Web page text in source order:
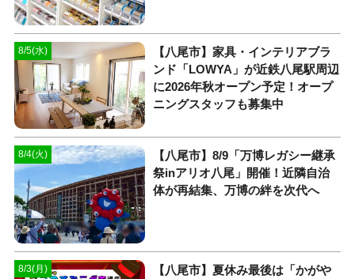
8/5(水)
【八尾市】家具・インテリアブラ
ンド「LOWYA」が近鉄八尾駅周辺
に2026年秋オープン予定！オープ
ニングスタッフも募集中
8/4(火)
【八尾市】8/9「万博レガシー継承
祭inアリオ八尾」開催！近隣自治
体が再結集、万博の絆を次代へ
8/3(月)
【八尾市】夏休み最後は「かがや